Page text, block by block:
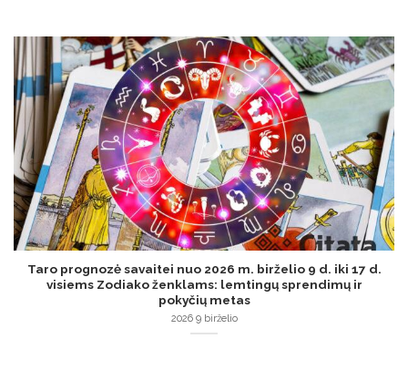
Taro prognozė savaitei nuo 2026 m. birželio 9 d. iki 17 d.
visiems Zodiako ženklams: lemtingų sprendimų ir
pokyčių metas
2026 9 birželio